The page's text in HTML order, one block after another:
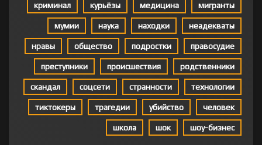
криминал курьёзы медицина мигранты
мумии наука находки неадекваты
нравы общество подростки правосудие
преступники происшествия родственники
скандал соцсети странности технологии
тиктокеры трагедии убийство человек
школа шок шоу-бизнес